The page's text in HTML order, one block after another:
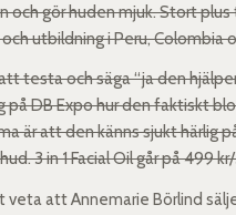
gör huden mjuk. Stort
utbildning i Peru, Colombia
testa och säga “ja den
DB Expo hur den faktiskt
är att den känns sjukt härlig
3 in 1 Facial Oil går på 499
att Annemarie Börlind